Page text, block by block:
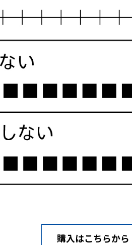
購入はこちらから